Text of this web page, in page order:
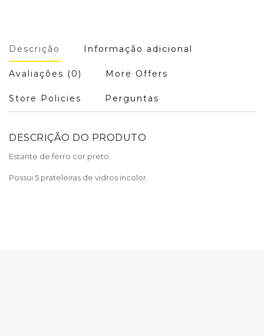
Descrição Informação adicional
Avaliações (0) More Offers
Store Policies Perguntas
DESCRIÇÃO DO PRODUTO
Estante de ferro cor preto.
Possui 5 prateleiras de vidros incolor.